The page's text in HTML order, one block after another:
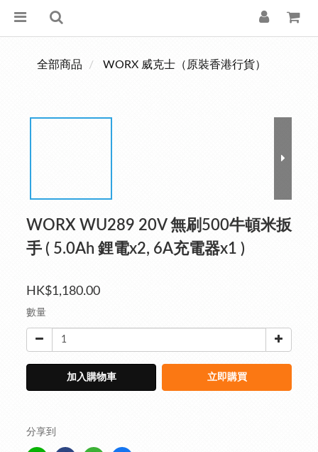
全部商品 WORX 威克士（原裝香港行貨）
WORX WU289 20V 無刷500牛頓米扳
手 ( 5.0Ah 鋰電x2, 6A充電器x1 )
HK$1,180.00
數量
加入購物車 立即購買
分享到